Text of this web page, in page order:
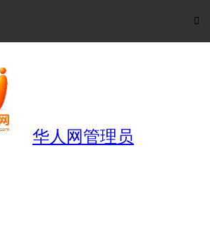

华人网管理员